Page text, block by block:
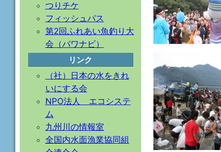
つりチケ
フィッシュパス
第2回ふれあい魚釣り大
会（パワナビ）
リンク
（社）日本の水をきれ
いにする会
NPO法人 エコシステ
ム
九州川の情報室
全国内水面漁業協同組